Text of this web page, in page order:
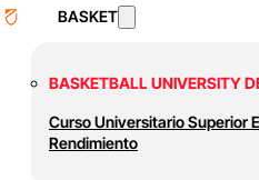
BASKET
BASKETBALL UNIVERSITY
Curso Universitario Superior
Rendimiento